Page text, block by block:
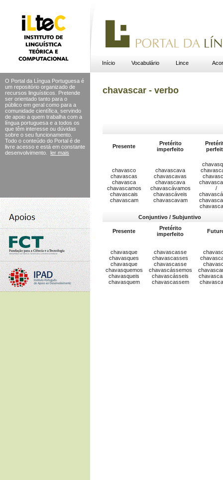
Início Vocabulário Lince
O Portal da Língua Portuguesa é
um repositório organizado de
recursos linguísticos. Pretende
ser orientado tanto para o
público em geral como para a
comunidade científica, servindo
de apoio a quem trabalha com a
língua portuguesa e a todos os
que têm interesse ou dúvidas
sobre o seu funcionamento.
Todo o conteúdo do Portal é de
livre acesso e está em constante
desenvolvimento.
ler mais
chavascar - verbo
Presente
Pretérito
imperfeito
chavasco
chavascas
chavasca
chavascamos
chavascais
chavascam
chavascava
chavascavas
chavascava
chavascávamos
chavascáveis
chavascavam
/
Conjuntivo / Subjuntivo
Presente
Pretérito
imperfeito
chavasque
chavasques
chavasque
chavasquemos
chavasqueis
chavasquem
chavascasse
chavascasses
chavascasse
chavascássemos
chavascásseis
chavascassem